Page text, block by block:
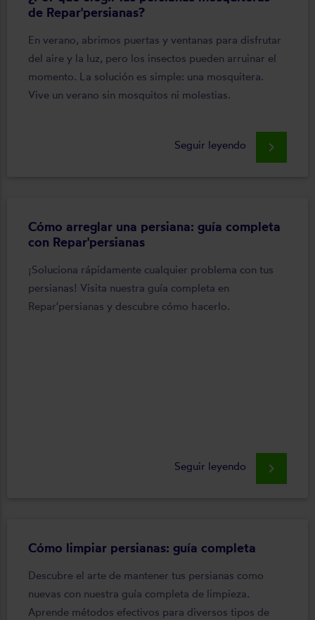
de Repar'persianas?
En verano, abrimos puertas y ventanas para disfrutar
del aire y la luz, pero los insectos pueden arruinar el
momento. La solución es simple: una mosquitera.
Vive un verano sin mosquitos ni molestias.
Seguir leyendo keyboard_arrow_right
Cómo arreglar una persiana: guía completa
con Repar'persianas
¡Soluciona rápidamente cualquier problema con tus
persianas! Visita nuestra guía completa en
Repar'persianas y descubre cómo hacerlo.
Seguir leyendo keyboard_arrow_right
Cómo limpiar persianas: guía completa
Descubre el arte de mantener tus persianas como
nuevas con nuestra guía completa de limpieza.
Aprende métodos efectivos para diversos tipos de